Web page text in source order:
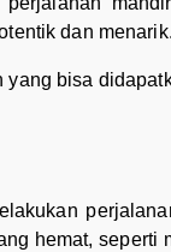
dan menarik.
bisa
hemat,